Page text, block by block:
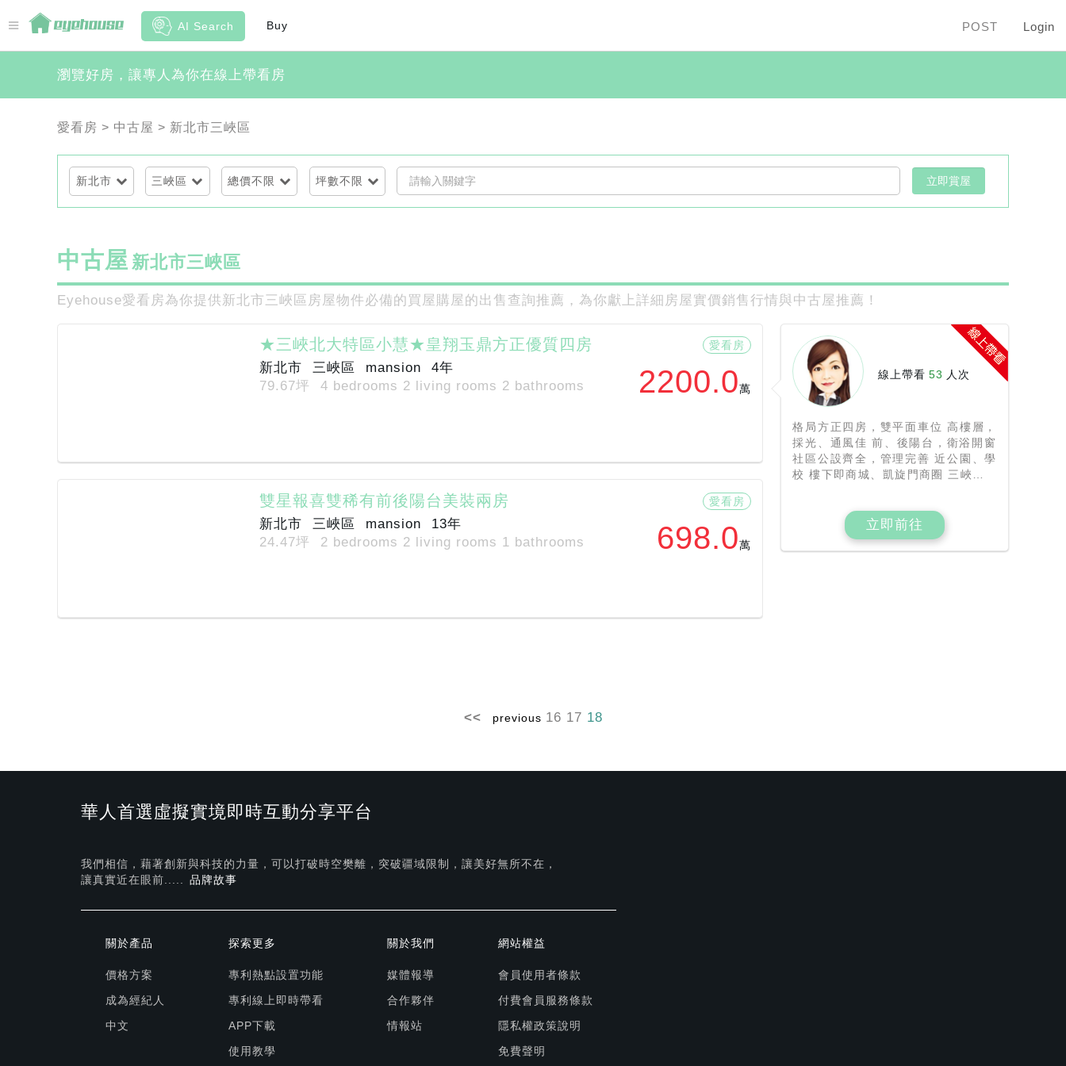
POST Login
AI Search Buy
瀏覽好房，讓專人為你在線上帶看房
愛看房 > 中古屋 > 新北市三峽區
新北市 三峽區 總價不限 坪數不限
中古屋 新北市三峽區
Eyehouse愛看房為你提供新北市三峽區房屋物件必備的買屋購屋的出售查詢推薦，為你獻上詳細房屋實價銷售行情與中古屋推薦！
線上帶看 53 人次
格局方正四房，雙平面車位 高樓層，
採光、通風佳 前、後陽台，衛浴開窗
社區公設齊全，管理完善 近公園、學
校 樓下即商城、凱旋門商圈 三峽北大
Serno=3054 小慧賞屋專線：0937-
818-046 小慧房仲 Line：
@rco8283h
立即前往
★三峽北大特區小慧★皇翔玉鼎方正優質四房
新北市 三峽區 mansion
4年
79.67坪
4 bedrooms 2 living rooms 2 bathrooms
愛看房
2200.0萬
雙星報喜雙稀有前後陽台美裝兩房
新北市 三峽區 mansion
13年
24.47坪
2 bedrooms 2 living rooms 1 bathrooms
愛看房
698.0萬
previous 16 17 18
華人首選虛擬實境即時互動分享平台
我們相信，藉著創新與科技的力量，可以打破時空樊離，突破疆域限制，讓美好無所不在，
讓真實近在眼前.....
品牌故事
關於產品
價格方案
成為經紀人
中文
探索更多
專利熱點設置功能
專利線上即時帶看
APP下載
使用教學
關於我們
媒體報導
合作夥伴
情報站
網站權益
會員使用者條款
付費會員服務條款
隱私權政策說明
免費聲明